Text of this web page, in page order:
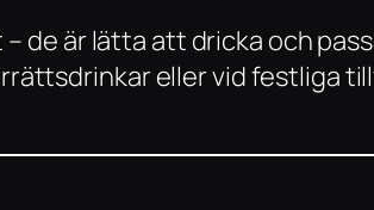
de är lätta att dricka och
eller vid festliga